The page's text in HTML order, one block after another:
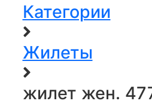
Категории
Жилеты
жилет жен.